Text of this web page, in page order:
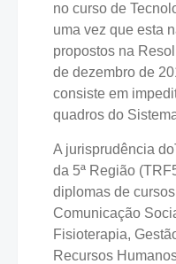
no curso de
uma vez que esta
propostos na
de dezembro de
consiste em
quadros do
A jurisprudência
da 5ª Região
diplomas de
Comunicação
Fisioterapia,
Recursos